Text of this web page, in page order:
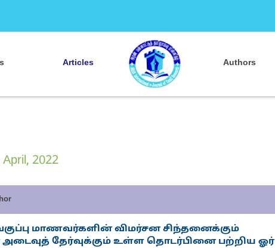
Articles Authors
2022
மாணவர்களின் விமர்சன சிந்தனைக்கும்
தேர்வுக்கும் உள்ள தொடர்பினை பற்றிய ஓர்